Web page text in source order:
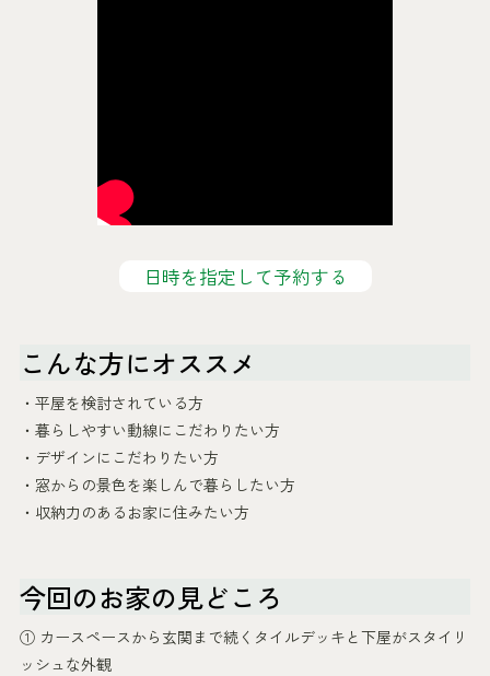
日時を指定して予約する
こんな方にオススメ
・平屋を検討されている方
・暮らしやすい動線にこだわりたい方
・デザインにこだわりたい方
・窓からの景色を楽しんで暮らしたい方
・収納力のあるお家に住みたい方
今回のお家の見どころ
① カースペースから玄関まで続くタイルデッキと下屋がスタイリ
ッシュな外観